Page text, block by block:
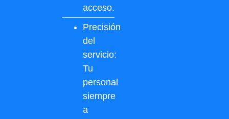
acceso.
Precisión
del
servicio:
Tu
personal
siempre
a